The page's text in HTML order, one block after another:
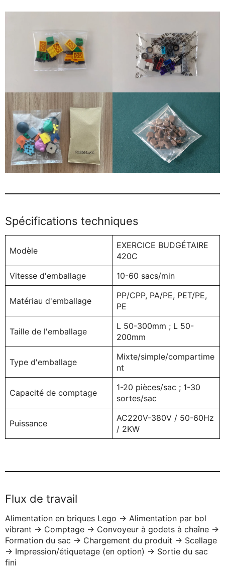
Spécifications techniques
Modèle
EXERCICE BUDGÉTAIRE
420C
Vitesse d'emballage
10-60 sacs/min
Matériau d'emballage
PP/CPP, PA/PE, PET/PE,
PE
Taille de l'emballage
L 50-300mm ; L 50-
200mm
Type d'emballage
Mixte/simple/compartime
nt
Capacité de comptage
1-20 pièces/sac ; 1-30
sortes/sac
Puissance
AC220V-380V / 50-60Hz
/ 2KW
Flux de travail
Alimentation en briques Lego → Alimentation par bol
vibrant → Comptage → Convoyeur à godets à chaîne →
Formation du sac → Chargement du produit → Scellage
→ Impression/étiquetage (en option) → Sortie du sac
fini